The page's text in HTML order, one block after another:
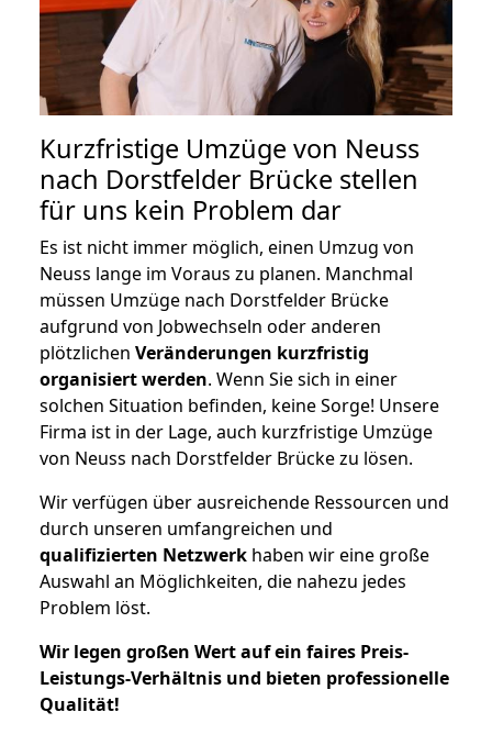
Kurzfristige Umzüge von Neuss
nach Dorstfelder Brücke stellen
für uns kein Problem dar
Es ist nicht immer möglich, einen Umzug von
Neuss lange im Voraus zu planen. Manchmal
müssen Umzüge nach Dorstfelder Brücke
aufgrund von Jobwechseln oder anderen
plötzlichen Veränderungen kurzfristig
organisiert werden. Wenn Sie sich in einer
solchen Situation befinden, keine Sorge! Unsere
Firma ist in der Lage, auch kurzfristige Umzüge
von Neuss nach Dorstfelder Brücke zu lösen.
Wir verfügen über ausreichende Ressourcen und
durch unseren umfangreichen und
qualifizierten Netzwerk haben wir eine große
Auswahl an Möglichkeiten, die nahezu jedes
Problem löst.
Wir legen großen Wert auf ein faires Preis-
Leistungs-Verhältnis und bieten professionelle
Qualität!